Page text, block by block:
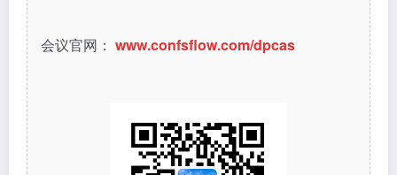
会议官网： www.confsflow.com/dpcas